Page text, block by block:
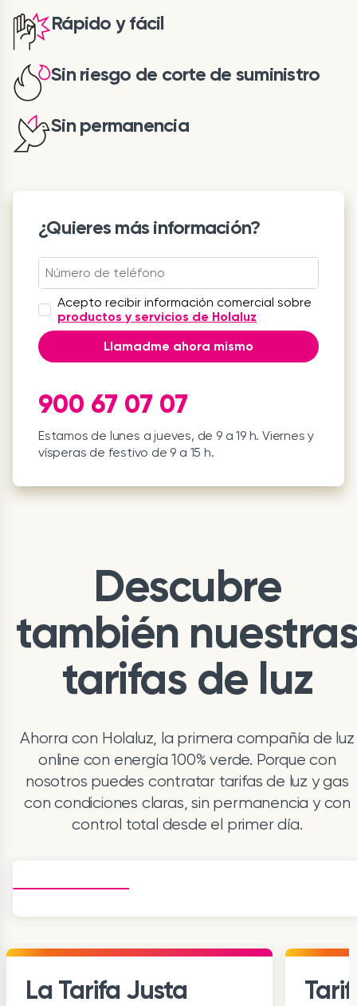
Rápido y fácil
Sin riesgo de corte de suministro
Sin permanencia
¿Quieres más información?
Acepto recibir información comercial sobre
productos y servicios de Holaluz
Llamadme ahora mismo
900 67 07 07
Estamos de lunes a jueves, de 9 a 19 h. Viernes y
vísperas de festivo de 9 a 15 h.
Descubre
también
tarifas de luz
Ahorra con Holaluz, la primera compañía de luz
online con energía 100% verde. Porque con
nosotros puedes contratar tarifas de luz y gas
con condiciones claras, sin permanencia y con
control total desde el primer día.
La Tarifa Justa